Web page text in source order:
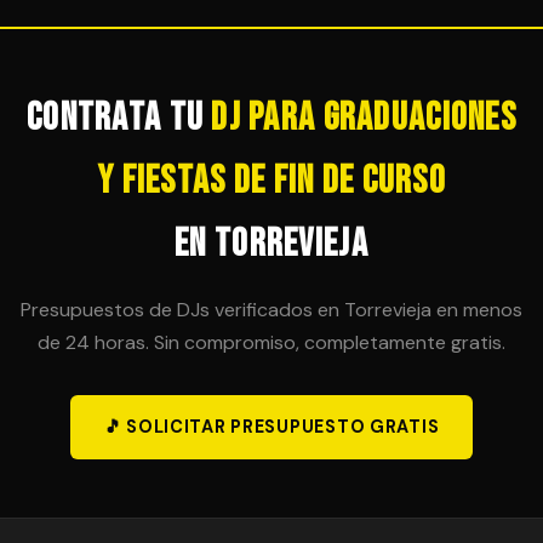
de última hora.
Contrata tu DJ para Graduaciones
y Fiestas de Fin de Curso
en Torrevieja
Presupuestos de DJs verificados en Torrevieja en menos
de 24 horas. Sin compromiso, completamente gratis.
🎵 SOLICITAR PRESUPUESTO GRATIS